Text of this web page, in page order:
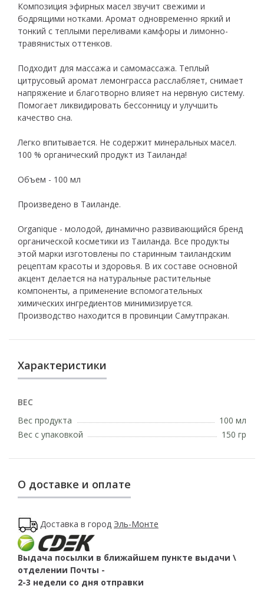
Композиция эфирных масел звучит свежими и
бодрящими нотками. Аромат одновременно яркий и
тонкий с теплыми переливами камфоры и лимонно-
травянистых оттенков.
Подходит для массажа и самомассажа. Теплый
цитрусовый аромат лемонграсса расслабляет, снимает
напряжение и благотворно влияет на нервную систему.
Помогает ликвидировать бессонницу и улучшить
качество сна.
Легко впитывается. Не содержит минеральных масел.
100 % органический продукт из Таиланда!
Объем - 100 мл
Произведено в Таиланде.
Organique - молодой, динамично развивающийся бренд
органической косметики из Таиланда. Все продукты
этой марки изготовлены по старинным таиландским
рецептам красоты и здоровья. В их составе основной
акцент делается на натуральные растительные
компоненты, а применение вспомогательных
химических ингредиентов минимизируется.
Производство находится в провинции Самутпракан.
Характеристики
ВЕС
Вес продукта
100 мл
Вес с упаковкой
150 гр
О доставке и оплате
Доставка в город Эль-Монте
Выдача посылки в ближайшем пункте выдачи \
отделении Почты -
2-3 недели со дня отправки